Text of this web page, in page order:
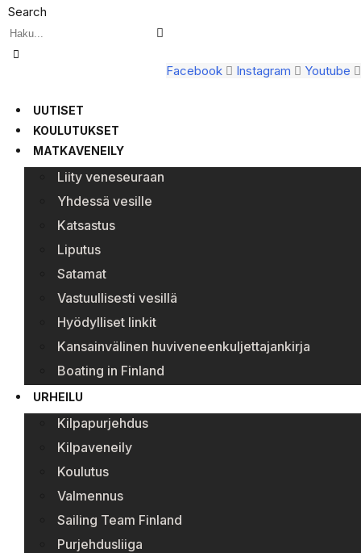
Search
Facebook Instagram Youtube
UUTISET
KOULUTUKSET
MATKAVENEILY
Liity veneseuraan
Yhdessä vesille
Katsastus
Liputus
Satamat
Vastuullisesti vesillä
Hyödylliset linkit
Kansainvälinen huviveneenkuljettajankirja
Boating in Finland
URHEILU
Kilpapurjehdus
Kilpaveneily
Koulutus
Valmennus
Sailing Team Finland
Purjehdusliiga